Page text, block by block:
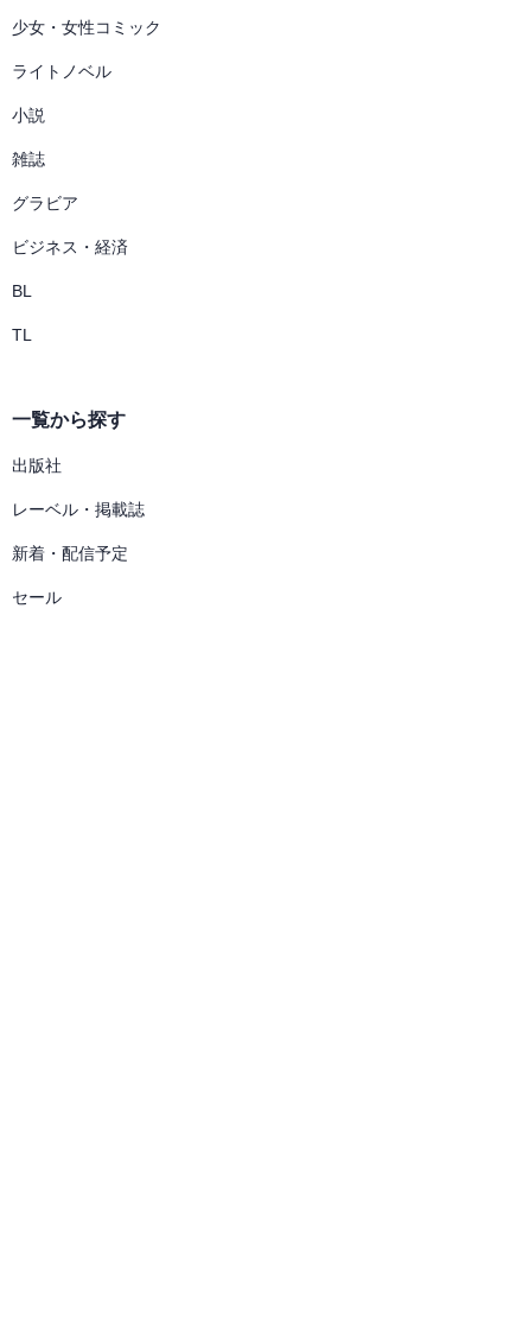
少女・女性コミック
ライトノベル
小説
雑誌
グラビア
ビジネス・経済
BL
TL
一覧から探す
出版社
レーベル・掲載誌
新着・配信予定
セール